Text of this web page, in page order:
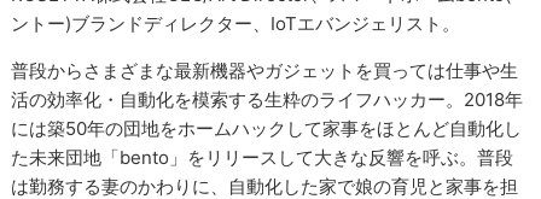
ントー)ブランドディレクター、IoTエバンジェリスト。
普段からさまざまな最新機器やガジェットを買っては仕事や生
活の効率化・自動化を模索する生粋のライフハッカー。2018年
には築50年の団地をホームハックして家事をほとんど自動化し
た未来団地「bento」をリリースして大きな反響を呼ぶ。普段
は勤務する妻のかわりに、自動化した家で娘の育児と家事を担